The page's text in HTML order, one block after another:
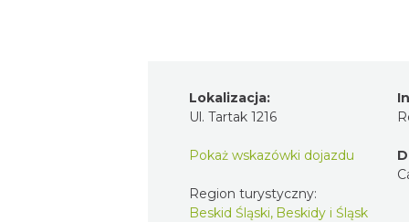
Lokalizacja:
Ul. Tartak 1216
Pokaż wskazówki dojazdu
Region turystyczny:
Beskid Śląski, Beskidy i Śląsk